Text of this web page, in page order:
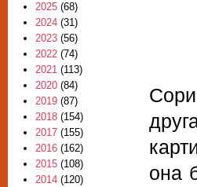
она
2025 (68)
2024 (31)
2023 (56)
2022 (74)
2021 (113)
2020 (84)
2019 (87)
2018 (154)
2017 (155)
2016 (162)
2015 (108)
2014 (120)